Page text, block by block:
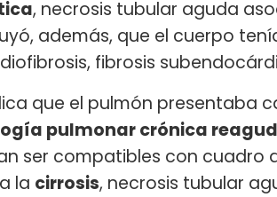
, necrosis tubular aguda
además, que el cuerpo
fibrosis
que el pulmón presentaba
pulmonar crónica
ser compatibles con cuadro
la cirrosis, necrosis tubular